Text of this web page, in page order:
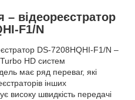
відеореєстратор
F1/N
DS-7208HQHI-F1/N –
HD систем
має ряд переваг, які
інших
високу швидкість передачі